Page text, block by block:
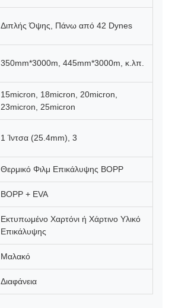
Διπλής Όψης, Πάνω από 42 Dynes
350mm*3000m, 445mm*3000m, κ.λπ.
15micron, 18micron, 20micron,
23micron, 25micron
1 Ίντσα (25.4mm), 3
Θερμικό Φιλμ Επικάλυψης BOPP
BOPP + EVA
Εκτυπωμένο Χαρτόνι ή Χάρτινο Υλικό
Επικάλυψης
Μαλακό
Διαφάνεια